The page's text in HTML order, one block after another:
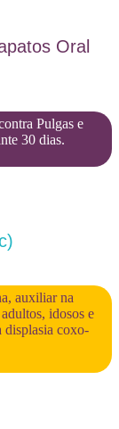
Oral
Pulgas e
30 dias.
auxiliar na
idosos e
displasia coxo-